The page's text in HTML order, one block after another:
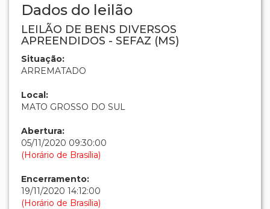
Dados do leilão
LEILÃO DE BENS DIVERSOS
APREENDIDOS - SEFAZ (MS)
Situação:
ARREMATADO
Local:
MATO GROSSO DO SUL
Abertura:
05/11/2020 09:30:00
(Horário de Brasília)
Encerramento:
19/11/2020 14:12:00
(Horário de Brasília)